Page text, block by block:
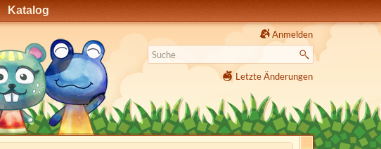
Katalog
Anmelden
Letzte Änderungen